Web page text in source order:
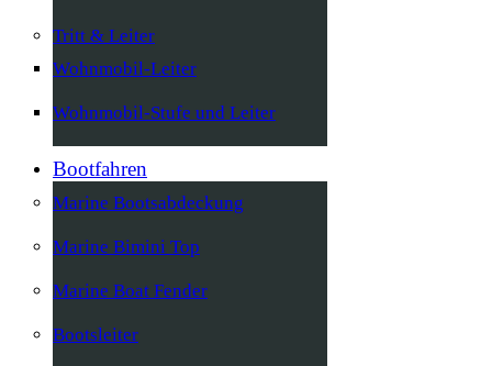
Tritt & Leiter
Wohnmobil-Leiter
Wohnmobil-Stufe und Leiter
Bootfahren
Marine Bootsabdeckung
Marine Bimini Top
Marine Boat Fender
Bootsleiter